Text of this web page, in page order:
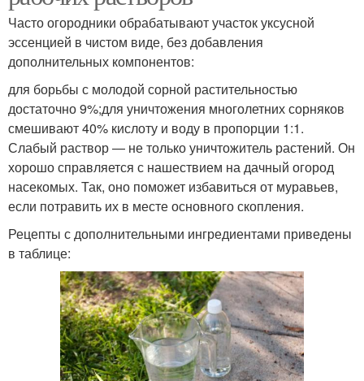
Часто огородники обрабатывают участок уксусной
эссенцией в чистом виде, без добавления
дополнительных компонентов:
для борьбы с молодой сорной растительностью
достаточно 9%;для уничтожения многолетних сорняков
смешивают 40% кислоту и воду в пропорции 1:1.
Слабый раствор — не только уничтожитель растений. Он
хорошо справляется с нашествием на дачный огород
насекомых. Так, оно поможет избавиться от муравьев,
если потравить их в месте основного скопления.
Рецепты с дополнительными ингредиентами приведены
в таблице: